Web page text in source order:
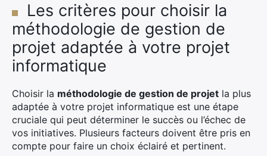
Les critères pour choisir la
méthodologie de gestion de
projet adaptée à votre projet
informatique
Choisir la méthodologie de gestion de projet la plus
adaptée à votre projet informatique est une étape
cruciale qui peut déterminer le succès ou l’échec de
vos initiatives. Plusieurs facteurs doivent être pris en
compte pour faire un choix éclairé et pertinent.